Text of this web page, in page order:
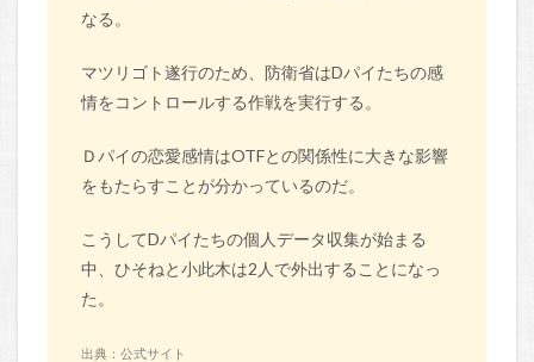
なる。
マツリゴト遂行のため、防衛省はDパイたちの感
情をコントロールする作戦を実行する。
Ｄパイの恋愛感情はOTFとの関係性に大きな影響
をもたらすことが分かっているのだ。
こうしてDパイたちの個人データ収集が始まる
中、ひそねと小此木は2人で外出することになっ
た。
出典：公式サイト